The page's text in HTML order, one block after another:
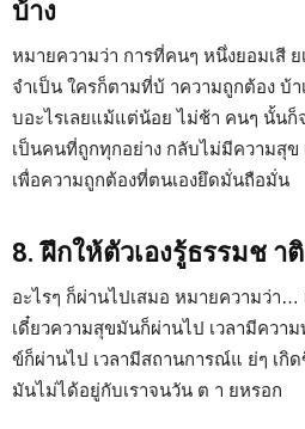
บ้าง
หมายความว่า การที่คนๆ หนึ่งยอมเสี ย
จำเป็น ใครก็ตามที่บ้ าความถูกต้อง บ้
บอะไรเลยแม้แต่น้อย ไม่ช้า คนๆ นั้นก็
เป็นคนที่ถูกทุกอย่าง กลับไม่มีความสุข
เพื่อความถูกต้องที่ตนเองยึดมั่นถือมั่น
8. ฝึกให้ตัวเองรู้ธรรมช าติ
อะไรๆ ก็ผ่านไปเสมอ หมายความว่า…
เดี๋ยวความสุขมันก็ผ่านไป เวลามีความ
ข์ก็ผ่านไป เวลามีสถานการณ์แ ย่ๆ เกิ
มันไม่ได้อยู่กับเราจนวัน ต า ยหรอก